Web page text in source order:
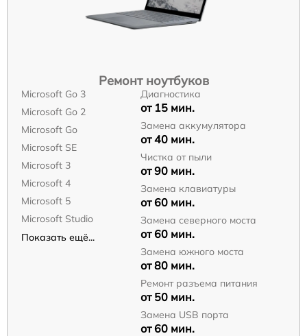
Ремонт ноутбуков
Microsoft Go 3
Microsoft Go 2
Microsoft Go
Microsoft SE
Microsoft 3
Microsoft 4
Microsoft 5
Microsoft Studio
Показать ещё...
Диагностика
от 15 мин.
Замена аккумулятора
от 40 мин.
Чистка от пыли
от 90 мин.
Замена клавиатуры
от 60 мин.
Замена северного моста
от 60 мин.
Замена южного моста
от 80 мин.
Ремонт разъема питания
от 50 мин.
Замена USB порта
от 60 мин.